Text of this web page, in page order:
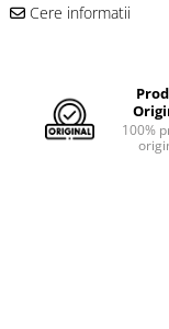
Cere informatii
100%